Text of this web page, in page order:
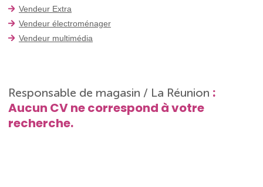
Vendeur Extra
Vendeur électroménager
Vendeur multimédia
Responsable de magasin / La Réunion :
Aucun CV ne correspond à votre
recherche.